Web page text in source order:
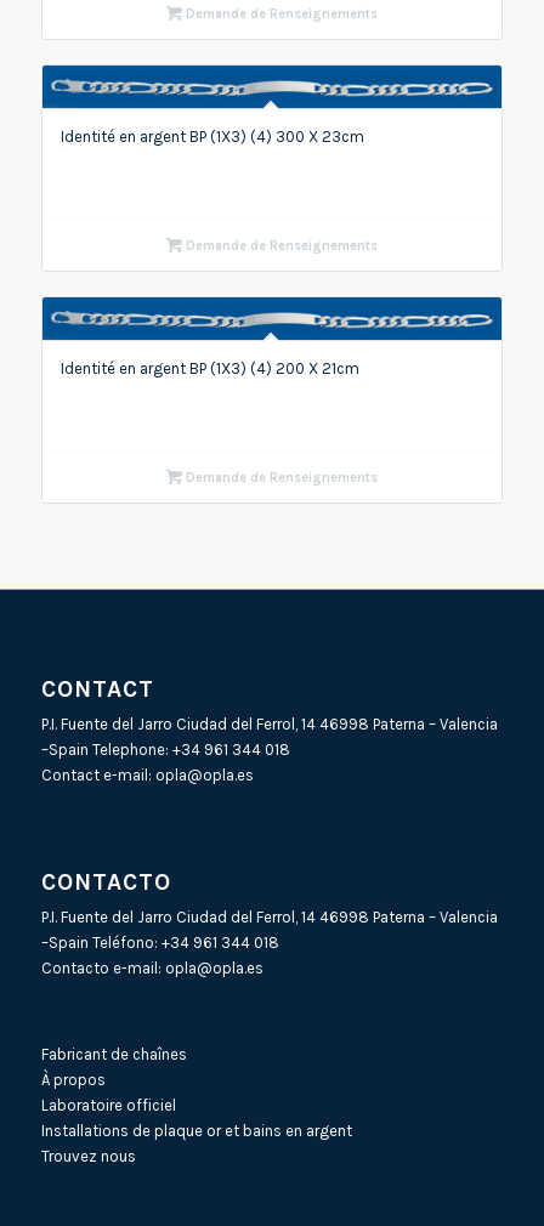
Demande de Renseignements
Identité en argent BP (1X3) (4) 300 X 23cm
Demande de Renseignements
Identité en argent BP (1X3) (4) 200 X 21cm
Demande de Renseignements
CONTACT
P.I. Fuente del Jarro Ciudad del Ferrol, 14 46998 Paterna – Valencia
–Spain Telephone: +34 961 344 018
Contact e-mail: opla@opla.es
CONTACTO
P.I. Fuente del Jarro Ciudad del Ferrol, 14 46998 Paterna – Valencia
–Spain Teléfono: +34 961 344 018
Contacto e-mail: opla@opla.es
Fabricant de chaînes
À propos
Laboratoire officiel
Installations de plaque or et bains en argent
Trouvez nous